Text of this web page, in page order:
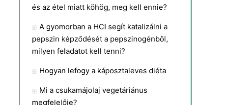
és az étel miatt köhög, meg kell ennie?
A gyomorban a HCI segít katalizálni a
pepszin képződését a pepszinogénből,
milyen feladatot kell tenni?
Hogyan lefogy a káposztaleves diéta
Mi a csukamájolaj vegetáriánus
megfelelője?